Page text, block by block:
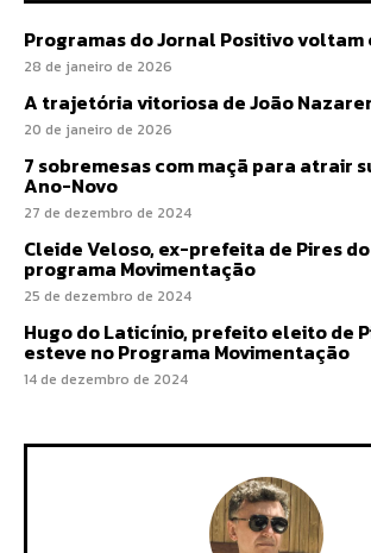
Programas do Jornal Positivo
28 de janeiro de 2026
A trajetória vitoriosa de João
20 de janeiro de 2026
7 sobremesas com maçã para atrair
Ano-Novo
27 de dezembro de 2024
Cleide Veloso, ex-prefeita de Pires
programa Movimentação
25 de dezembro de 2024
Hugo do Laticínio, prefeito eleito de
esteve no Programa Movimentação
14 de dezembro de 2024